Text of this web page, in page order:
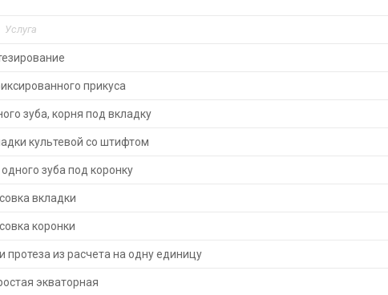
Услуга
прикуса
зуба, корня под вкладку
культевой со штифтом
зуба под коронку
вкладки
коронки
из расчета на одну единицу
экваторная